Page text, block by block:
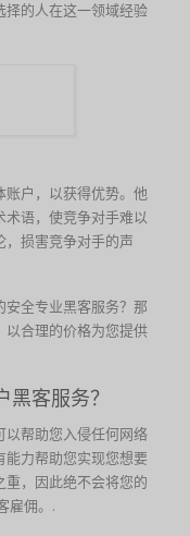
择的人在这一领域经验
账户，以获得优势。他
语，使竞争对手难以
，损害竞争对手的声
安全专业黑客服务？那
以合理的价格为您提供
客服务？
以帮助您入侵任何网络
能力帮助您实现您想要
重，因此绝不会将您的
雇佣。.